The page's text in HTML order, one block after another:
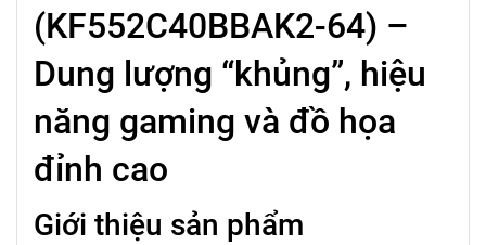
(KF552C40BBAK2-64) –
Dung lượng “khủng”, hiệu
năng gaming và đồ họa
đỉnh cao
Giới thiệu sản phẩm